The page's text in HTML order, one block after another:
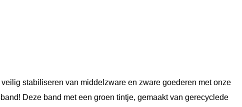
stabiliseren van middelzware en zware goederen met onze
Deze band met een groen tintje, gemaakt van gerecyclede